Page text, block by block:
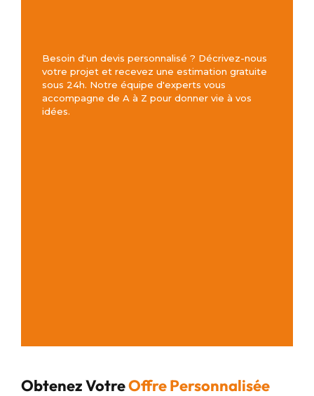
Besoin d'un devis personnalisé ? Décrivez-nous
votre projet et recevez une estimation gratuite
sous 24h. Notre équipe d'experts vous
accompagne de A à Z pour donner vie à vos
idées.
Obtenez VotreOffre Personnalisée